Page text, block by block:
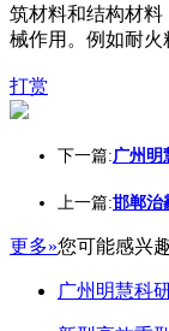
筑材料和结构材
械作用。例如耐火
打赏
下一篇:广州明
上一篇:邯郸治
更多»您可能感兴
广州明慧科